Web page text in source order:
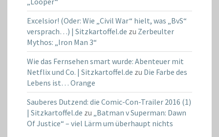
Excelsior! (Oder: Wie „Civil War“ hielt, was „BvS“
versprach…) | Sitzkartoffel.de zu Zerbeulter
Mythos: „Iron Man 3“
Wie das Fernsehen smart wurde: Abenteuer mit
Netflix und Co. | Sitzkartoffel.de zu Die Farbe des
Lebens ist… Orange
Sauberes Dutzend: die Comic-Con-Trailer 2016 (1)
| Sitzkartoffel.de zu „Batman v Superman: Dawn
Of Justice“ – viel Lärm um überhaupt nichts